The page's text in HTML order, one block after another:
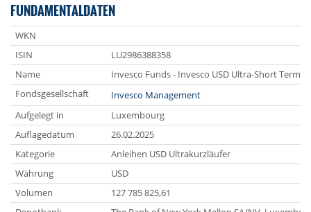
FUNDAMENTALDATEN
WKN
ISIN
LU2986388358
Name
Invesco Funds - Invesco USD Ultra-Short Term
Fondsgesellschaft
Invesco Management
Aufgelegt in
Luxembourg
Auflagedatum
26.02.2025
Kategorie
Anleihen USD Ultrakurzläufer
Währung
USD
Volumen
127 785 825,61